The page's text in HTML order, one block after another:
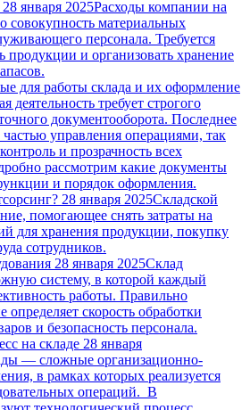
28 января 2025Расходы компании на
совокупность материальных
персонала. Требуется
продукции и организовать хранение
для работы склада и их оформление
деятельность требует строгого
документооборота. Последнее
частью управления операциями, так
и прозрачность всех
рассмотрим какие документы
и порядок оформления.
28 января 2025Складской
помогающее снять затраты на
для хранения продукции, покупку
сотрудников.
28 января 2025Склад
систему, в которой каждый
работы. Правильно
скорость обработки
и безопасность персонала.
на складе 28 января
— сложные организационно-
в рамках которых реализуется
операций. В